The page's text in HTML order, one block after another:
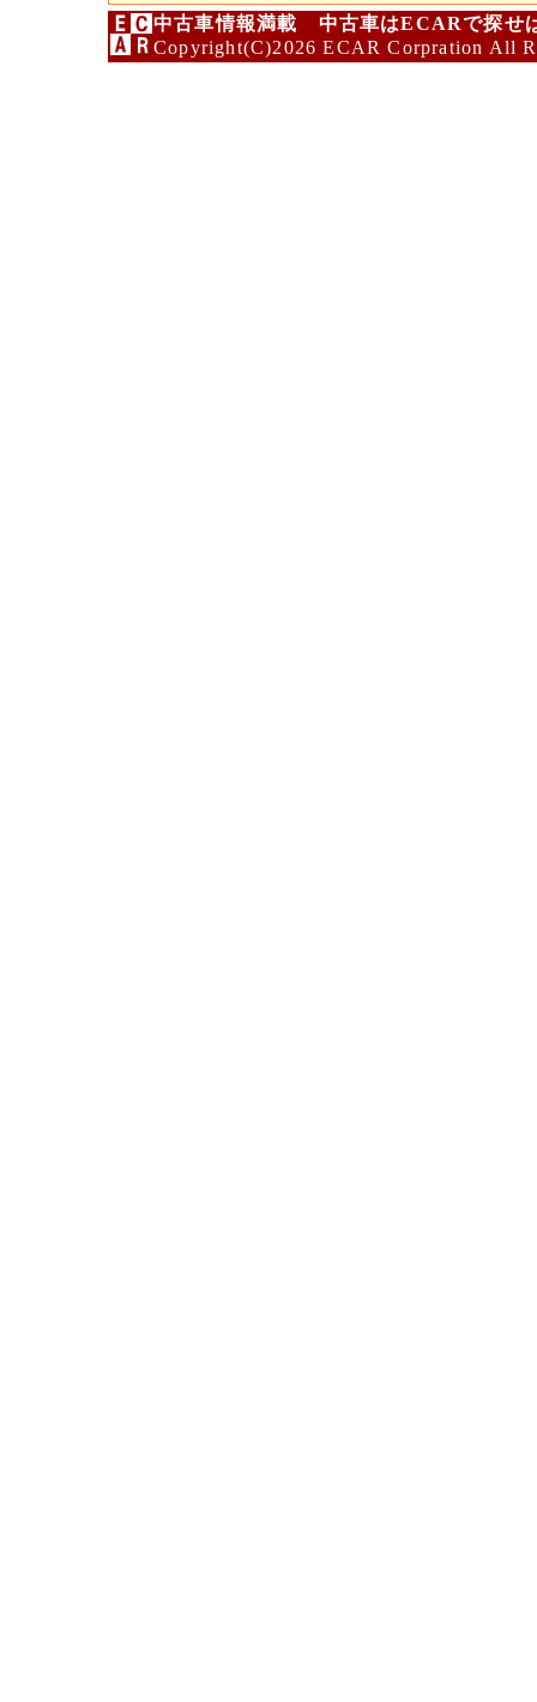
中古車情報満載 中古車はECARで探せ
Copyright(C)2026 ECAR Corpration All